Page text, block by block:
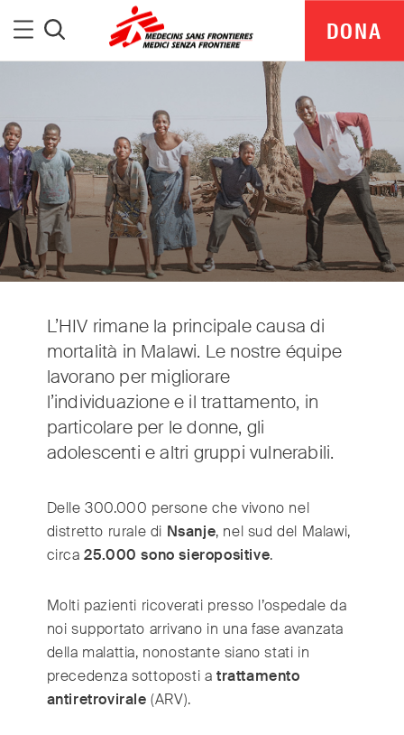
Menu
DONA
L’HIV rimane la principale causa di
mortalità in Malawi. Le nostre équipe
lavorano per migliorare
l’individuazione e il trattamento, in
particolare per le donne, gli
adolescenti e altri gruppi vulnerabili.
Delle 300.000 persone che vivono nel
distretto rurale di Nsanje, nel sud del Malawi,
circa25.000 sono sieropositive.
Molti pazienti ricoverati presso l’ospedale da
noi supportato arrivano in una fase avanzata
della malattia, nonostante siano stati in
precedenza sottoposti atrattamento
antiretrovirale (ARV).
MSF Italia is part of a global network delivering
medical aid where it is needed most.
Independent. Neutral. Impartial.
International (English)
Australia (English)
Brazil (Português)
Canada (English/Français)
Czech Republic (Česky/English)
Denmark (Dansk)
France (Français)